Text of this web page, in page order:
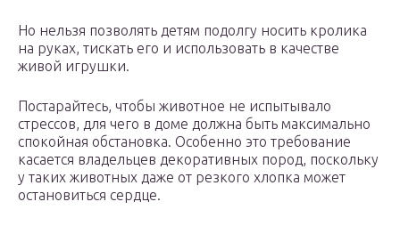
Но нельзя позволять детям подолгу носить кролика
на руках, тискать его и использовать в качестве
живой игрушки.
Постарайтесь, чтобы животное не испытывало
стрессов, для чего в доме должна быть максимально
спокойная обстановка. Особенно это требование
касается владельцев декоративных пород, поскольку
у таких животных даже от резкого хлопка может
остановиться сердце.